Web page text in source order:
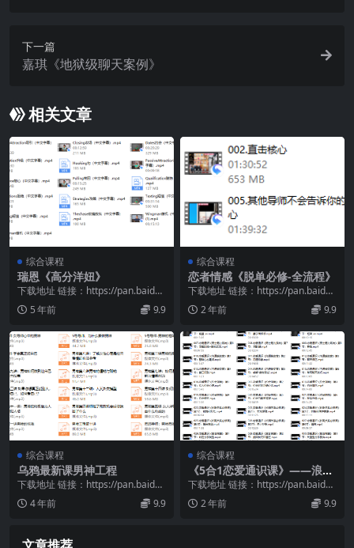
下一篇
嘉琪《地狱级聊天案例》
相关文章
综合课程
瑞恩《高分洋妞》
下载地址 链接：https://pan.baidu.
com/s/14ZuPMec...
5 年前 9.9
综合课程
恋者情感《脱单必修-全流程》
下载地址 链接：https://pan.baidu.
com/s/1ij2cyJy...
2 年前 9.9
综合课程
乌鸦最新课男神工程
下载地址 链接：https://pan.baidu.
com/s/127ES5FZ...
4 年前 9.9
综合课程
《5合1恋爱通识课》——浪哥
出品
下载地址 链接：https://pan.baidu.
com/s/1wwNsO2e...
2 年前 9.9